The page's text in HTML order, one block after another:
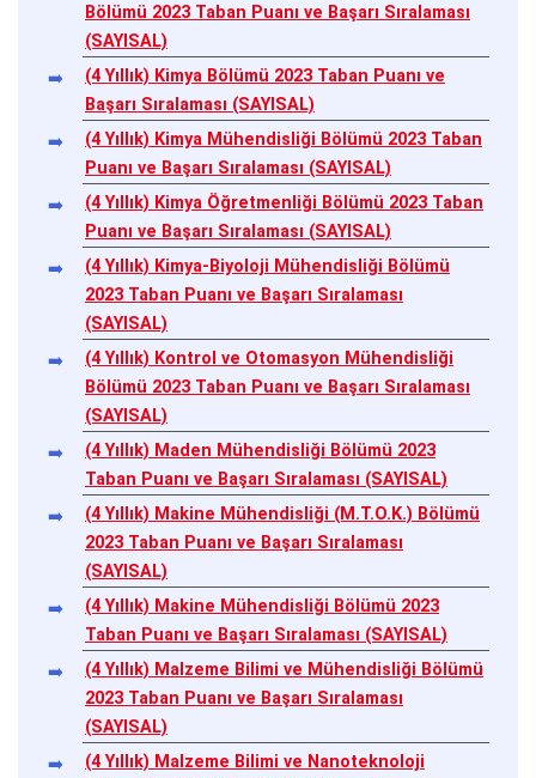
Bölümü 2023 Taban Puanı ve Başarı Sıralaması
(SAYISAL)
(4 Yıllık) Kimya Bölümü 2023 Taban Puanı ve
Başarı Sıralaması (SAYISAL)
(4 Yıllık) Kimya Mühendisliği Bölümü 2023 Taban
Puanı ve Başarı Sıralaması (SAYISAL)
(4 Yıllık) Kimya Öğretmenliği Bölümü 2023 Taban
Puanı ve Başarı Sıralaması (SAYISAL)
(4 Yıllık) Kimya-Biyoloji Mühendisliği Bölümü
2023 Taban Puanı ve Başarı Sıralaması
(SAYISAL)
(4 Yıllık) Kontrol ve Otomasyon Mühendisliği
Bölümü 2023 Taban Puanı ve Başarı Sıralaması
(SAYISAL)
(4 Yıllık) Maden Mühendisliği Bölümü 2023
Taban Puanı ve Başarı Sıralaması (SAYISAL)
(4 Yıllık) Makine Mühendisliği (M.T.O.K.) Bölümü
2023 Taban Puanı ve Başarı Sıralaması
(SAYISAL)
(4 Yıllık) Makine Mühendisliği Bölümü 2023
Taban Puanı ve Başarı Sıralaması (SAYISAL)
(4 Yıllık) Malzeme Bilimi ve Mühendisliği Bölümü
2023 Taban Puanı ve Başarı Sıralaması
(SAYISAL)
(4 Yıllık) Malzeme Bilimi ve Nanoteknoloji